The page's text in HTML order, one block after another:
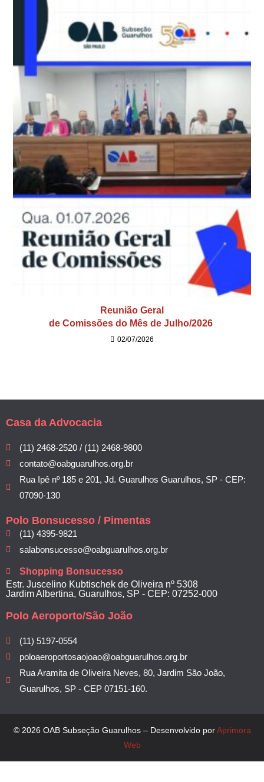
Reunião Geral
de Comissões do Mês de Julho/2026
02/07/2026
Casa da Advocacia
(11) 2468-2520 / (11) 2468-9800
contato@oabguarulhos.org.br
Rua Ipê nº 185 e 201, Jd. Guarulhos Guarulhos, SP - CEP:
07090-130
Polo Bonsucesso / Pimentas
(11) 4395-9821
salabonsucesso@oabguarulhos.org.br
Shopping Bonsucesso
Estr. Juscelino Kubtischek de Oliveira nº 5308
Jardim Albertina, Guarulhos, SP - CEP: 07252-000
Polo Aeroporto/São João
(11) 5197-0554
poloaeroportosaojoao@oabguarulhos.org.br
Rua Aramita de Oliveira Neves, 80, Jardim São João,
Guarulhos, SP - CEP 07151-160.
© 2026 OAB Subseção Guarulhos – Desenvolvido porAprimora
Web